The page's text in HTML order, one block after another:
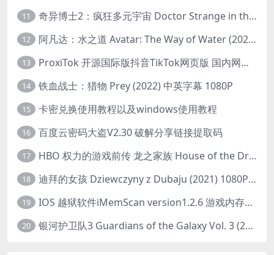
11 奇异博士2：疯狂多元宇宙 Doctor Strange in the Multiverse of Madness (2022) 高清版1080p
12 阿凡达：水之道 Avatar: The Way of Water (2022) 1080p 2k 4k 中文字幕
13 ProxiTok 开源国际版抖音TikTok网页版 国内网络直连
14 铁血战士：猎物 Prey (2022) 中英字幕 1080P
15 卡密兑换使用教程以及windows使用教程
16 百度云密码大盗V2.30 破解分享链接提取码
17 HBO 权力的游戏前传 龙之家族 House of the Dragon (2022) 中字 1080P 更新4集
18 迪拜的女孩 Dziewczyny z Dubaju (2021) 1080P 中字
19 IOS 越狱软件iMemScan version1.2.6 游戏内存修改器
20 银河护卫队3 Guardians of the Galaxy Vol. 3 (2023)4K高清资源1080p只分享精品